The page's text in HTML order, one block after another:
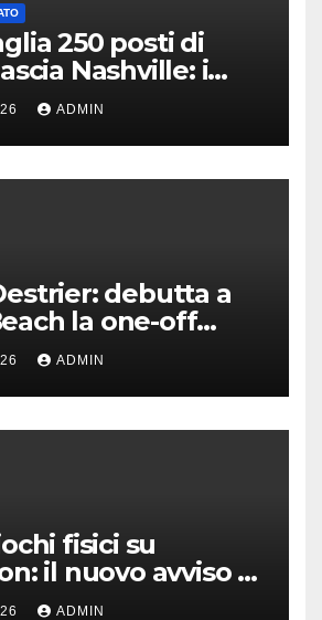
250 posti di
Nashville: i
scelta
ADMIN
debutta a
la one-off
Bolide
ADMIN
fisici su
il nuovo avviso di
conferma
ADMIN